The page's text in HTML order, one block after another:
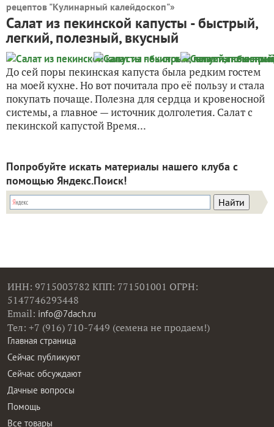
рецептов "Кулинарный калейдоскоп"»
Салат из пекинской капусты - быстрый,
легкий, полезный, вкусный
До сей поры пекинская капуста была редким гостем
на моей кухне. Но вот почитала про её пользу и стала
покупать почаще. Полезна для сердца и кровеносной
системы, а главное — источник долголетия. Салат с
пекинской капустой Время...
Попробуйте искать материалы нашего клуба с
помощью Яндекс.Поиск!
ИНН: 9715003782 КПП: 771501001 ОГРН:
5147746293448
Email: info@7dach.ru
Тел: +7 (916) 710-7449 (семена не продаем!)
Главная страница
Сейчас публикуют
Сейчас обсуждают
Дачные вопросы
Помощь
Все товары